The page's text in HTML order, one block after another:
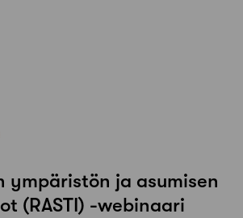
ympäristön ja asumisen
(RASTI) -webinaari